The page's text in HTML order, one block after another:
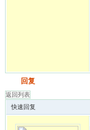
回复
返回列表
快速回复